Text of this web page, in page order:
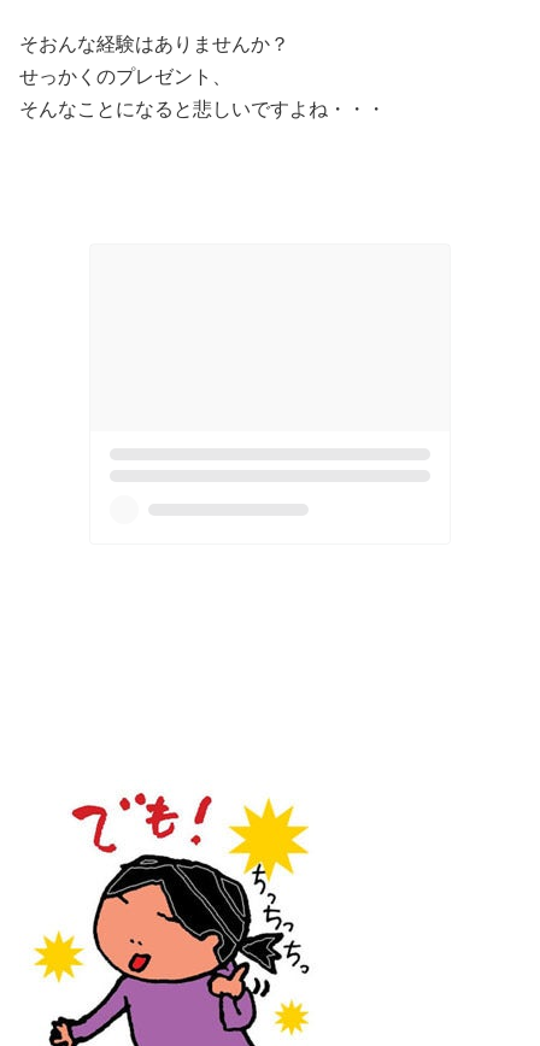
そおんな経験はありませんか？
せっかくのプレゼント、
そんなことになると悲しいですよね・・・